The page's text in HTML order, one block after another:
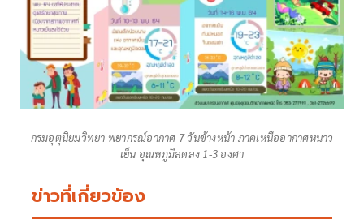
กรมอุตุนิยมวิทยา พยากรณ์อากาศ 7 วันข้างหน้า ภาคเหนืออากาศหนาว
เย็น อุณหภูมิลดลง 1-3 องศา
ข่าวที่เกี่ยวข้อง